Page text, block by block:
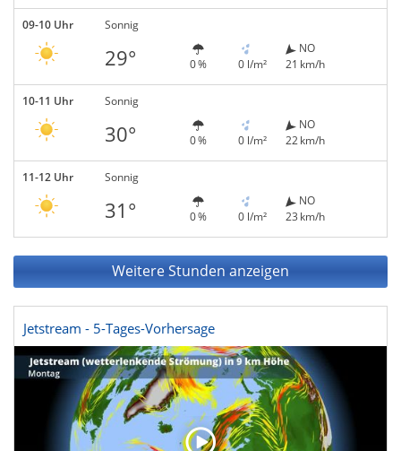
09-10 Uhr Sonnig
29° 0 % 0 l/m²
NO
21 km/h
10-11 Uhr Sonnig
30° 0 % 0 l/m²
NO
22 km/h
11-12 Uhr Sonnig
31° 0 % 0 l/m²
NO
23 km/h
Weitere Stunden anzeigen
Jetstream - 5-Tages-Vorhersage